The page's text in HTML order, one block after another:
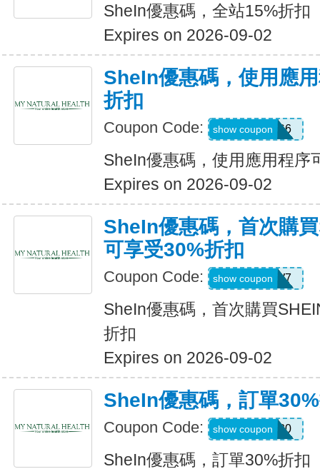
SheIn優惠碼，全站15%折扣
Expires on 2026-09-02
SheIn優惠碼，使用應
折扣
Coupon Code: 295KHS6
show coupon
SheIn優惠碼，使用應用程序
Expires on 2026-09-02
SheIn優惠碼，首次購
可享受30%折扣
Coupon Code: U3226W7
show coupon
SheIn優惠碼，首次購買
折扣
Expires on 2026-09-02
SheIn優惠碼，訂單
Coupon Code: newonly30
show coupon
SheIn優惠碼，訂單30%折扣